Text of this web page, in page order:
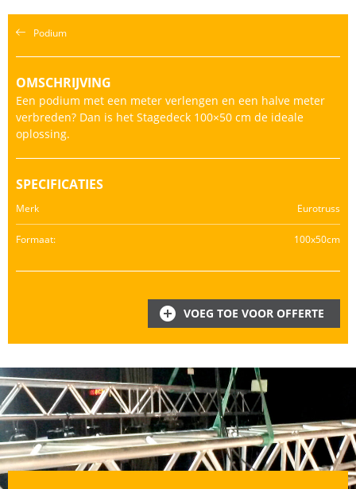
Podium
OMSCHRIJVING
Een podium met een meter verlengen en een halve meter
verbreden? Dan is het Stagedeck 100×50 cm de ideale
oplossing.
SPECIFICATIES
Merk Eurotruss
Formaat: 100x50cm
VOEG TOE VOOR OFFERTE